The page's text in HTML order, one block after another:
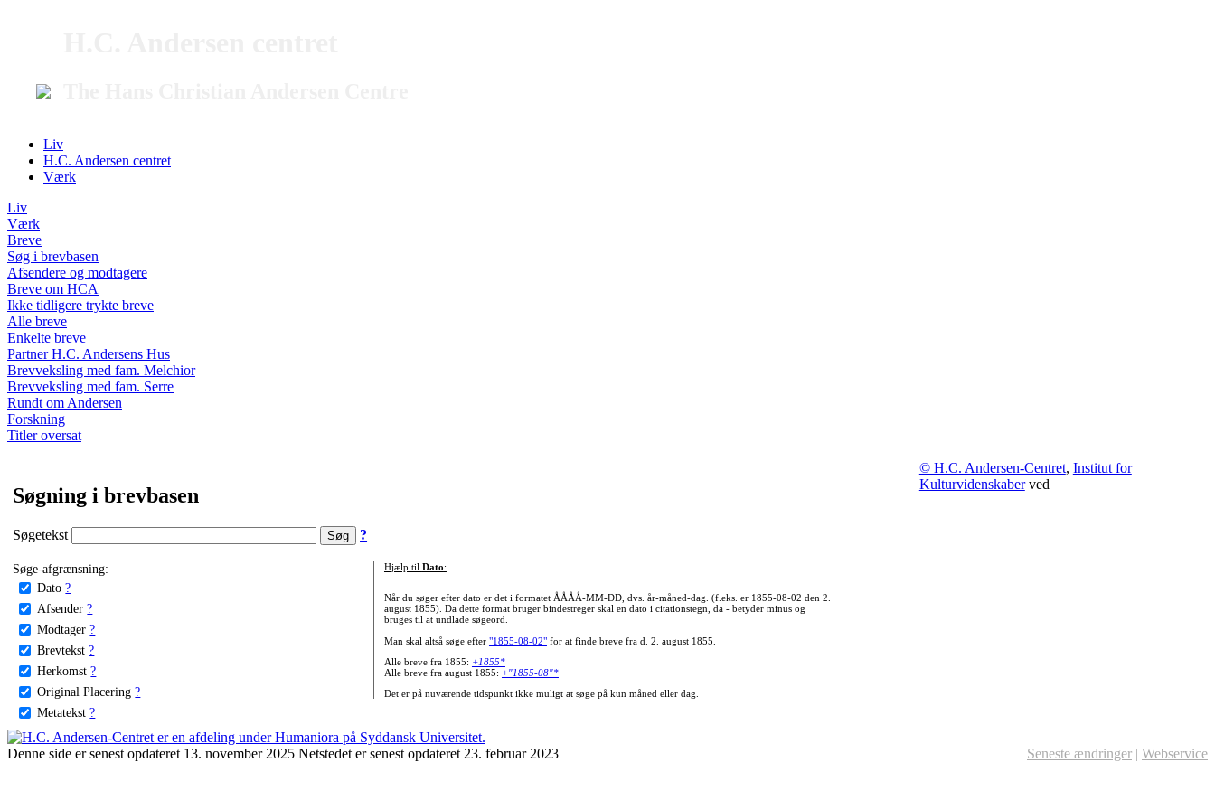
Liv
H.C. Andersen centret
Værk
Liv
Værk
Breve
Søg i brevbasen
Afsendere og modtagere
Breve om HCA
Ikke tidligere trykte breve
Alle breve
Enkelte breve
Partner H.C. Andersens Hus
Brevveksling med fam. Melchior
Brevveksling med fam. Serre
Rundt om Andersen
Forskning
Titler oversat
Søgning i brevbasen
Søgetekst ?
Søge-afgrænsning:
Dato ?
Afsender ?
Modtager ?
Brevtekst ?
Herkomst ?
Original Placering ?
Metatekst ?
Hjælp til Dato:
Når du søger efter dato er det i formatet ÅÅÅÅ-MM-DD, dvs. år-måned-dag. (f.eks. er 1855-08-02 den 2.
august 1855). Da dette format bruger bindestreger skal en dato i citationstegn, da - betyder minus og
bruges til at undlade søgeord.
Man skal altså søge efter "1855-08-02"for at finde breve fra d. 2. august 1855.
Alle breve fra 1855: +1855*
Alle breve fra august 1855: +"1855-08"*
Det er på nuværende tidspunkt ikke muligt at søge på kun måned eller dag.
© H.C. Andersen-Centret, Institut for
Kulturvidenskaberved
Denne side er senest opdateret 13. november 2025 Netstedet er senest opdateret 23. februar 2023 Seneste ændringer | Webservice